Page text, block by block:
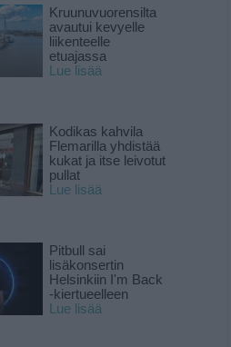
Kruunuvuorensilta
avautui kevyelle
liikenteelle
etuajassa
Lue lisää
Kodikas kahvila
Flemarilla yhdistää
kukat ja itse leivotut
pullat
Lue lisää
Pitbull sai
lisäkonsertin
Helsinkiin I'm Back
-kiertueelleen
Lue lisää